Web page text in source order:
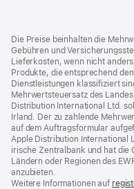
Die Preise beinhalten die
Gebühren und
Lieferkosten, wenn nicht
Produkte, die entsprechend
Dienstleistungen klassifiziert
Mehrwertsteuersatz des
Distribution International Ltd.
Irland. Der zu zahlende
auf dem Auftragsformular
Apple Distribution International
irische Zentralbank und hat die
Ländern oder Regionen des
anzubieten.
Weitere Informationen auf